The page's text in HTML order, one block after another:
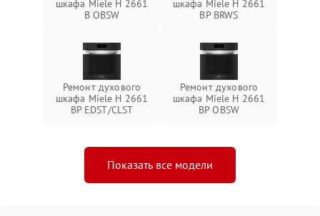
шкафа Miele H 2661
B OBSW
шкафа Miele H 2661
BP BRWS
Ремонт духового
шкафа Miele H 2661
BP EDST/CLST
Ремонт духового
шкафа Miele H 2661
BP OBSW
Показать все модели